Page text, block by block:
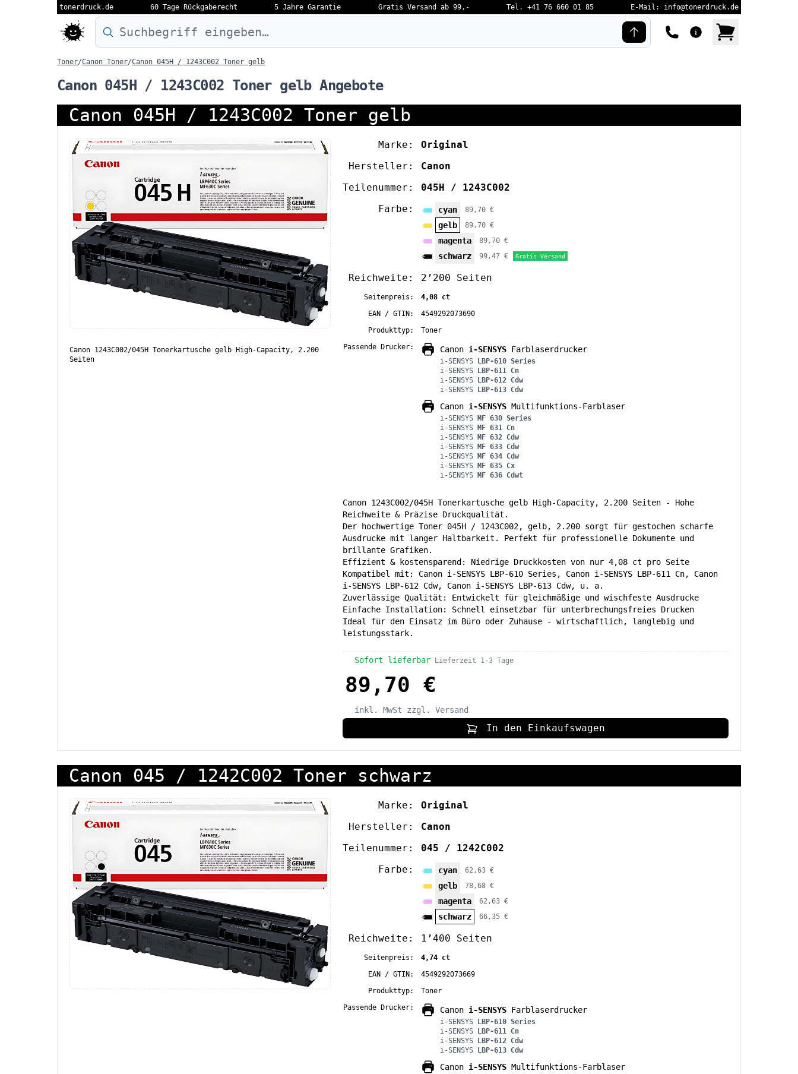
tonerdruck.de 60 Tage Rückgaberecht 5 Jahre Garantie Gratis Versand ab 99,- Tel. +41 76 660 01 85 E-Mail: info@tonerdruck.de
Druckermodell oder Produktnamen eingeben…
Toner/Canon Toner/Canon 045H / 1243C002 Toner gelb
Canon 045H / 1243C002 Toner gelb Angebote
Canon 045H / 1243C002 Toner gelb
Canon 1243C002/045H Tonerkartusche gelb High-Capacity, 2.200
Seiten
Marke:
Original
Hersteller:
Canon
Teilenummer:
045H / 1243C002
Farbe:
cyan 89,70 €
gelb 89,70 €
magenta 89,70 €
schwarz 99,47 € Gratis Versand
Reichweite: 2’200 Seiten
Seitenpreis:
4,08 ct
EAN / GTIN:
4549292073690
Produkttyp:
Toner
Passende Drucker:
Canon i-SENSYS Farblaserdrucker
i-SENSYS LBP-610 Series
i-SENSYS LBP-611 Cn
i-SENSYS LBP-612 Cdw
i-SENSYS LBP-613 Cdw
Canon i-SENSYS Multifunktions-Farblaser
i-SENSYS MF 630 Series
i-SENSYS MF 631 Cn
i-SENSYS MF 632 Cdw
i-SENSYS MF 633 Cdw
i-SENSYS MF 634 Cdw
i-SENSYS MF 635 Cx
i-SENSYS MF 636 Cdwt
Canon 1243C002/045H Tonerkartusche gelb High-Capacity, 2.200 Seiten - Hohe
Reichweite & Präzise Druckqualität.
Der hochwertige Toner 045H / 1243C002, gelb, 2.200 sorgt für gestochen scharfe
Ausdrucke mit langer Haltbarkeit. Perfekt für professionelle Dokumente und
brillante Grafiken.
Effizient & kostensparend: Niedrige Druckkosten von nur 4,08 ct pro Seite
Kompatibel mit: Canon i-SENSYS LBP-610 Series, Canon i-SENSYS LBP-611 Cn, Canon
i-SENSYS LBP-612 Cdw, Canon i-SENSYS LBP-613 Cdw, u. a.
Zuverlässige Qualität: Entwickelt für gleichmäßige und wischfeste Ausdrucke
Einfache Installation: Schnell einsetzbar für unterbrechungsfreies Drucken
Ideal für den Einsatz im Büro oder Zuhause - wirtschaftlich, langlebig und
leistungsstark.
Sofort lieferbar Lieferzeit 1-3 Tage
89,70 €
inkl. MwSt zzgl. Versand
In den Einkaufswagen
Canon 045 / 1242C002 Toner schwarz
Marke:
Original
Hersteller:
Canon
Teilenummer:
045 / 1242C002
Farbe:
cyan 62,63 €
gelb 78,68 €
magenta 62,63 €
schwarz 66,35 €
Reichweite: 1’400 Seiten
Seitenpreis:
4,74 ct
EAN / GTIN:
4549292073669
Produkttyp:
Toner
Passende Drucker:
Canon i-SENSYS Farblaserdrucker
i-SENSYS LBP-610 Series
i-SENSYS LBP-611 Cn
i-SENSYS LBP-612 Cdw
i-SENSYS LBP-613 Cdw
Canon i-SENSYS Multifunktions-Farblaser